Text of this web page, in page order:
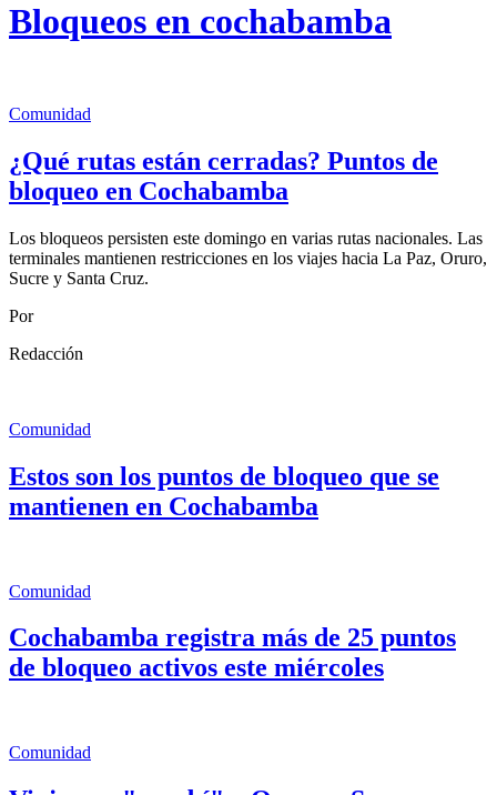
Bloqueos en cochabamba
Comunidad
¿Qué rutas están cerradas? Puntos de
bloqueo en Cochabamba
Los bloqueos persisten este domingo en varias rutas nacionales. Las
terminales mantienen restricciones en los viajes hacia La Paz, Oruro,
Sucre y Santa Cruz.
Por
Redacción
Comunidad
Estos son los puntos de bloqueo que se
mantienen en Cochabamba
Comunidad
Cochabamba registra más de 25 puntos
de bloqueo activos este miércoles
Comunidad